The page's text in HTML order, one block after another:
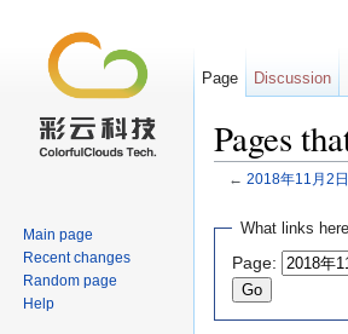
Pages
← 2018年11月2日
What links here
Page:
Page Discussion
Main page
Recent changes
Random page
Help